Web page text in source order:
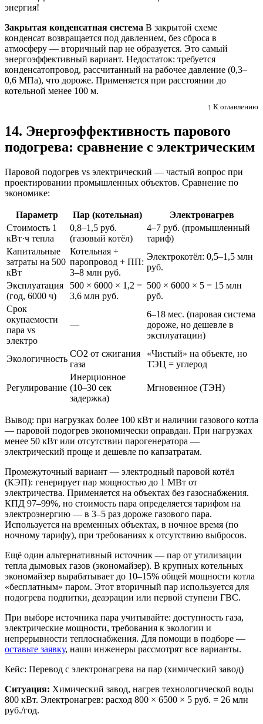
энергия!
Закрытая конденсатная система В закрытой схеме
конденсат возвращается под давлением, без сброса в
атмосферу — вторичный пар не образуется. Это самый
энергоэффективный вариант. Недостаток: требуется
конденсатопровод, рассчитанный на рабочее давление (0,3–
0,6 МПа), что дороже. Применяется при расстоянии до
котельной менее 100 м.
↑ К оглавлению
14. Энергоэффективность парового
подогрева: сравнение с электрическим
Паровой подогрев vs электрический — частый вопрос при
проектировании промышленных объектов. Сравнение по
экономике:
Параметр Пар (котельная)
Электронагрев
Стоимость 1
кВт·ч тепла
0,8–1,5 руб.
(газовый котёл)
4–7 руб. (промышленный
тариф)
Капитальные
затраты на 500
кВт
Котельная +
паропровод + ПП:
3–8 млн руб.
Электрокотёл: 0,5–1,5 млн
руб.
Эксплуатация
(год, 6000 ч)
500 × 6000 × 1,2 =
3,6 млн руб.
500 × 6000 × 5 = 15 млн
руб.
Срок
окупаемости
пара vs
электро
—
6–18 мес. (паровая система
дороже, но дешевле в
эксплуатации)
Экологичность
CO2 от сжигания
газа
«Чистый» на объекте, но
ТЭЦ = углерод
Регулирование
Инерционное
(10–30 сек
задержка)
Мгновенное (ТЭН)
Вывод: при нагрузках более 100 кВт и наличии газового котла
— паровой подогрев экономически оправдан. При нагрузках
менее 50 кВт или отсутствии парогенератора —
электрический проще и дешевле по капзатратам.
Промежуточный вариант — электродный паровой котёл
(КЭП): генерирует пар мощностью до 1 МВт от
электричества. Применяется на объектах без газоснабжения.
КПД 97–99%, но стоимость пара определяется тарифом на
электроэнергию — в 3–5 раз дороже газового пара.
Используется на временных объектах, в ночное время (по
ночному тарифу), при требованиях к отсутствию выбросов.
Ещё один альтернативный источник — пар от утилизации
тепла дымовых газов (экономайзер). В крупных котельных
экономайзер вырабатывает до 10–15% общей мощности котла
«бесплатным» паром. Этот вторичный пар используется для
подогрева подпитки, деаэрации или первой ступени ГВС.
При выборе источника пара учитывайте: доступность газа,
электрические мощности, требования к экологии и
непрерывности теплоснабжения. Для помощи в подборе —
оставьте заявку, наши инженеры рассмотрят все варианты.
Кейс: Перевод с электронагрева на пар (химический завод)
Ситуация: Химический завод, нагрев технологической воды
800 кВт. Электронагрев: расход 800 × 6500 × 5 руб. = 26 млн
руб./год.